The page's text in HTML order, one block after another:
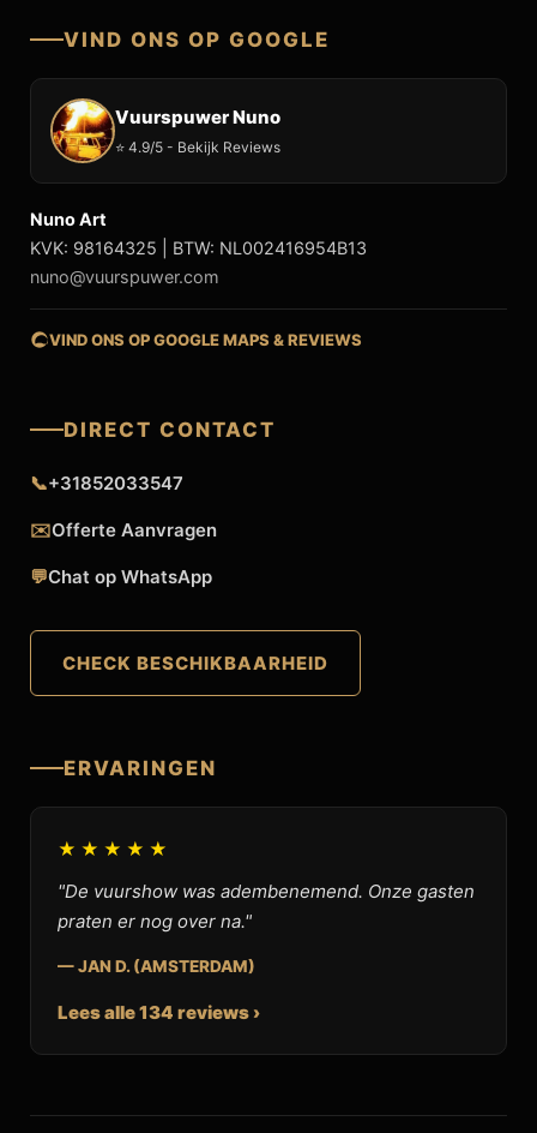
VIND ONS OP GOOGLE
Vuurspuwer Nuno
⭐ 4.9/5 - Bekijk Reviews
Nuno Art
KVK: 98164325 | BTW: NL002416954B13
nuno@vuurspuwer.com
VIND ONS OP GOOGLE MAPS & REVIEWS
DIRECT CONTACT
📞+31852033547
✉️Offerte Aanvragen
💬Chat op WhatsApp
CHECK BESCHIKBAARHEID
ERVARINGEN
★★★★★
"De vuurshow was adembenemend. Onze gasten
praten er nog over na."
— JAN D. (AMSTERDAM)
Lees alle 134 reviews ›